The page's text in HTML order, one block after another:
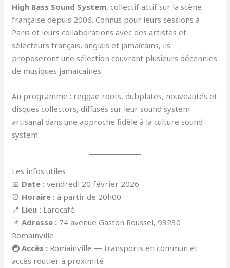
High Bass Sound System, collectif actif sur la scène
française depuis 2006. Connus pour leurs sessions à
Paris et leurs collaborations avec des artistes et
sélecteurs français, anglais et jamaïcains, ils
proposeront une sélection couvrant plusieurs décennies
de musiques jamaïcaines.
Au programme : reggae roots, dubplates, nouveautés et
disques collectors, diffusés sur leur sound system
artisanal dans une approche fidèle à la culture sound
system.
Les infos utiles
📅 Date : vendredi 20 février 2026
⏰ Horaire : à partir de 20h00
📍 Lieu : Larocafé
📌Adresse : 74 avenue Gaston Roussel, 93230
Romainville
🚇Accès : Romainville — transports en commun et
accès routier à proximité